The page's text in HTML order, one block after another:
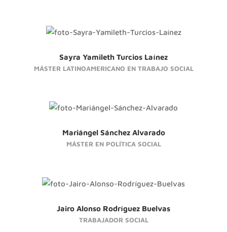
Sayra Yamileth Turcios Laínez
MÁSTER LATINOAMERICANO EN TRABAJO SOCIAL
Mariángel Sánchez Alvarado
MÁSTER EN POLÍTICA SOCIAL
Jairo Alonso Rodríguez Buelvas
TRABAJADOR SOCIAL